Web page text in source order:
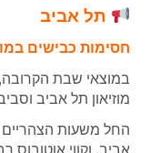
תל אביב
חסימות כבישים במוצ”ש, 13 בינואר,
מוזיאון תל אביב
החל משעות הצהריים
אביב, וקווי אוטובוס